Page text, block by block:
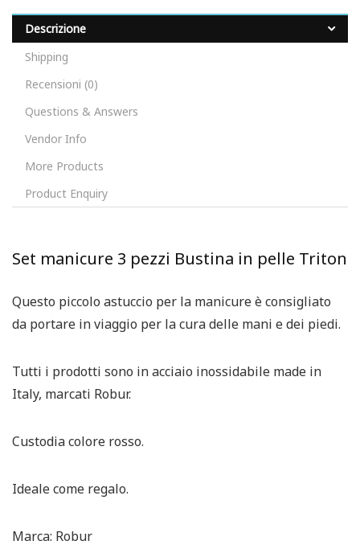
Descrizione
Shipping
Recensioni (0)
Questions & Answers
Vendor Info
More Products
Product Enquiry
Set manicure 3 pezzi Bustina in pelle Triton
Questo piccolo astuccio per la manicure è consigliato
da portare in viaggio per la cura delle mani e dei piedi.
Tutti i prodotti sono in acciaio inossidabile made in
Italy, marcati Robur.
Custodia colore rosso.
Ideale come regalo.
Marca: Robur